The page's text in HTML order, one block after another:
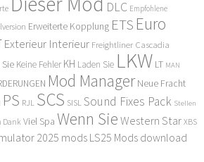
DLC Empfohlene
Erweiterte Kopplung ETS Euro
Exterieur Interieur Freightliner Cascadia
Keine Fehler KH Laden Sie LKW LT MAN
Mod Manager Neue Fracht
PS RJL SCS SISLSound Fixes Pack Stellen
Dank Viel Spa Wenn Sie Western Star XBS
2025 mods LS25 Mods download